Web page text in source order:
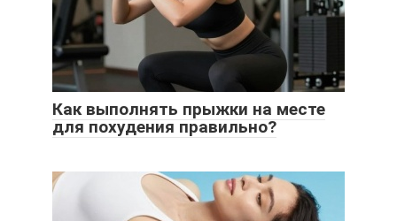
Как выполнять прыжки на месте
для похудения правильно?